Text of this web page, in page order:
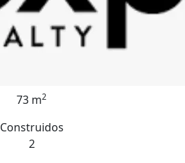
73 m2
Construidos
2